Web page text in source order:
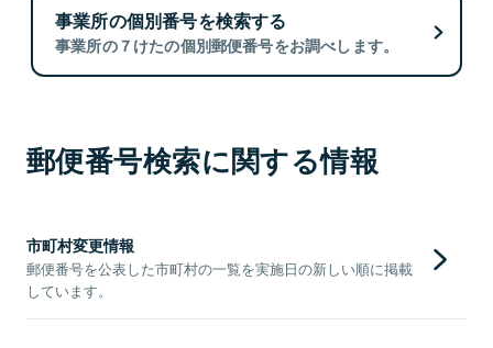
事業所の個別番号を検索する
事業所の７けたの個別郵便番号をお調べします。
郵便番号検索に関する情報
市町村変更情報
郵便番号を公表した市町村の一覧を実施日の新しい順に掲載
しています。